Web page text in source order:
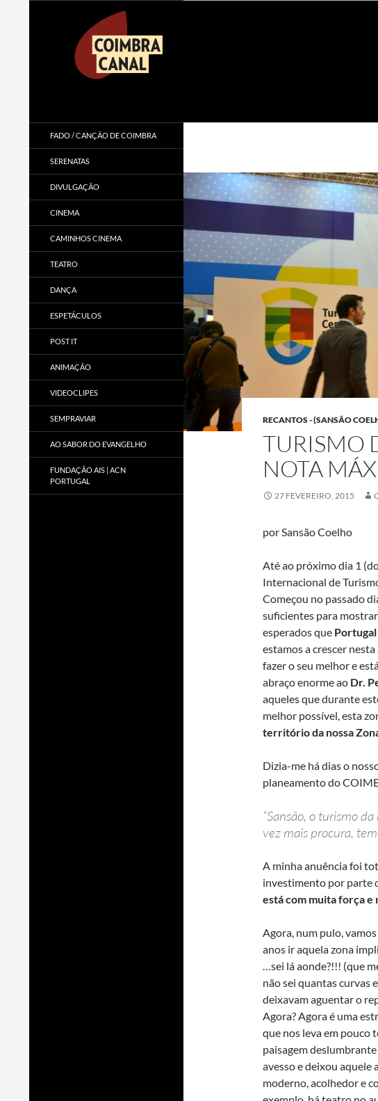
RECANTOS - (SANSÃO
TURISMO
NOTA
27 FEVEREIRO, 2015
por Sansão Coelho
Até ao próximo dia 1
Internacional de
Começou no passado
suficientes para
esperados que Portugal
estamos a crescer nesta
fazer o seu melhor e
abraço enorme ao Dr.
aqueles que durante
melhor possível, esta
território da nossa
Dizia-me há dias o
planeamento do
“Sansão, o turismo
vez mais procura,
A minha anuência foi
investimento por parte
está com muita força e
Agora, num pulo, vamos
anos ir aquela zona
…sei lá aonde?!!! (que
não sei quantas curvas
deixavam aguentar o
Agora? Agora é uma
que nos leva em pouco
paisagem
avesso e deixou aquele
moderno, acolhedor e
FADO / CANÇÃO DE COIMBRA
SERENATAS
DIVULGAÇÃO
CINEMA
CAMINHOS CINEMA
TEATRO
DANÇA
ESPETÁCULOS
POST IT
ANIMAÇÃO
VIDEOCLIPES
SEMPRAVIAR
AO SABOR DO EVANGELHO
FUNDAÇÃO AIS | ACN
PORTUGAL